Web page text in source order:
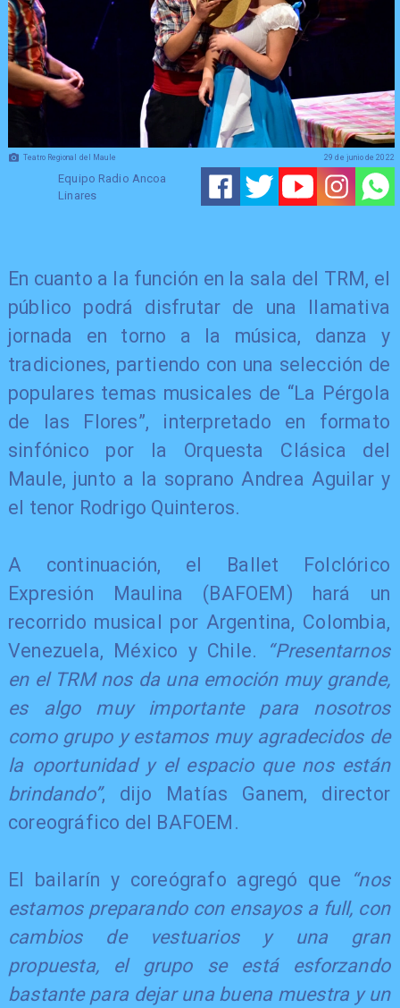
Teatro Regional del Maule
Equipo Radio Ancoa
Linares
29 de junio de 2022
En cuanto a la función en la sala del TRM, el
público podrá disfrutar de una llamativa
jornada en torno a la música, danza y
tradiciones, partiendo con una selección de
populares temas musicales de “La Pérgola
de las Flores”, interpretado en formato
sinfónico por la Orquesta Clásica del
Maule, junto a la soprano Andrea Aguilar y
el tenor Rodrigo Quinteros.
A continuación, el Ballet Folclórico
Expresión Maulina (BAFOEM) hará un
recorrido musical por Argentina, Colombia,
Venezuela, México y Chile.
“Presentarnos
en el TRM nos da una emoción muy grande,
es algo muy importante para nosotros
como grupo y estamos muy agradecidos de
la oportunidad y el espacio que nos están
brindando”, dijo Matías Ganem, director
coreográfico del BAFOEM.
El bailarín y coreógrafo agregó que
“nos
estamos preparando con ensayos a full, con
cambios de vestuarios y una gran
propuesta, el grupo se está esforzando
bastante para dejar una buena muestra y un